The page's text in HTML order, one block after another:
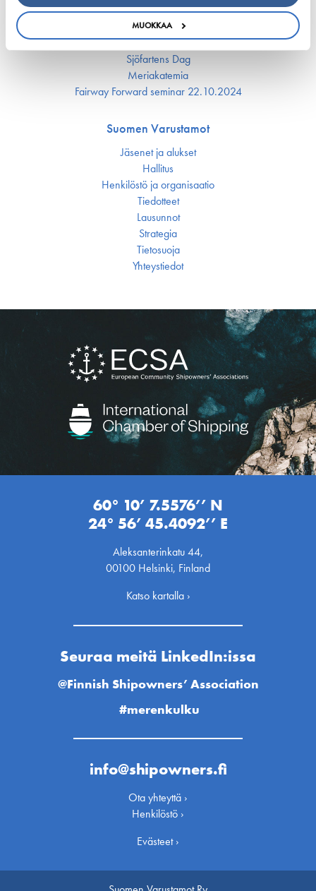
MUOKKAA
Suomen Meriklusteri -organisaatio
Tuulta purjeisiin – merenkulku murroksessa podcast
Meriklusterin Vuosikirja
Sjöfartens Dag
Meriakatemia
Fairway Forward seminar 22.10.2024
Suomen Varustamot
Jäsenet ja alukset
Hallitus
Henkilöstö ja organisaatio
Tiedotteet
Lausunnot
Strategia
Tietosuoja
Yhteystiedot
60° 10’ 7.5576’’ N
24° 56’ 45.4092’’ E
Aleksanterinkatu 44,
00100 Helsinki, Finland
Katso kartalla ›
Seuraa meitä LinkedIn:issa
@Finnish Shipowners’ Association
#merenkulku
info@shipowners.fi
Ota yhteyttä ›
Henkilöstö ›
Evästeet ›